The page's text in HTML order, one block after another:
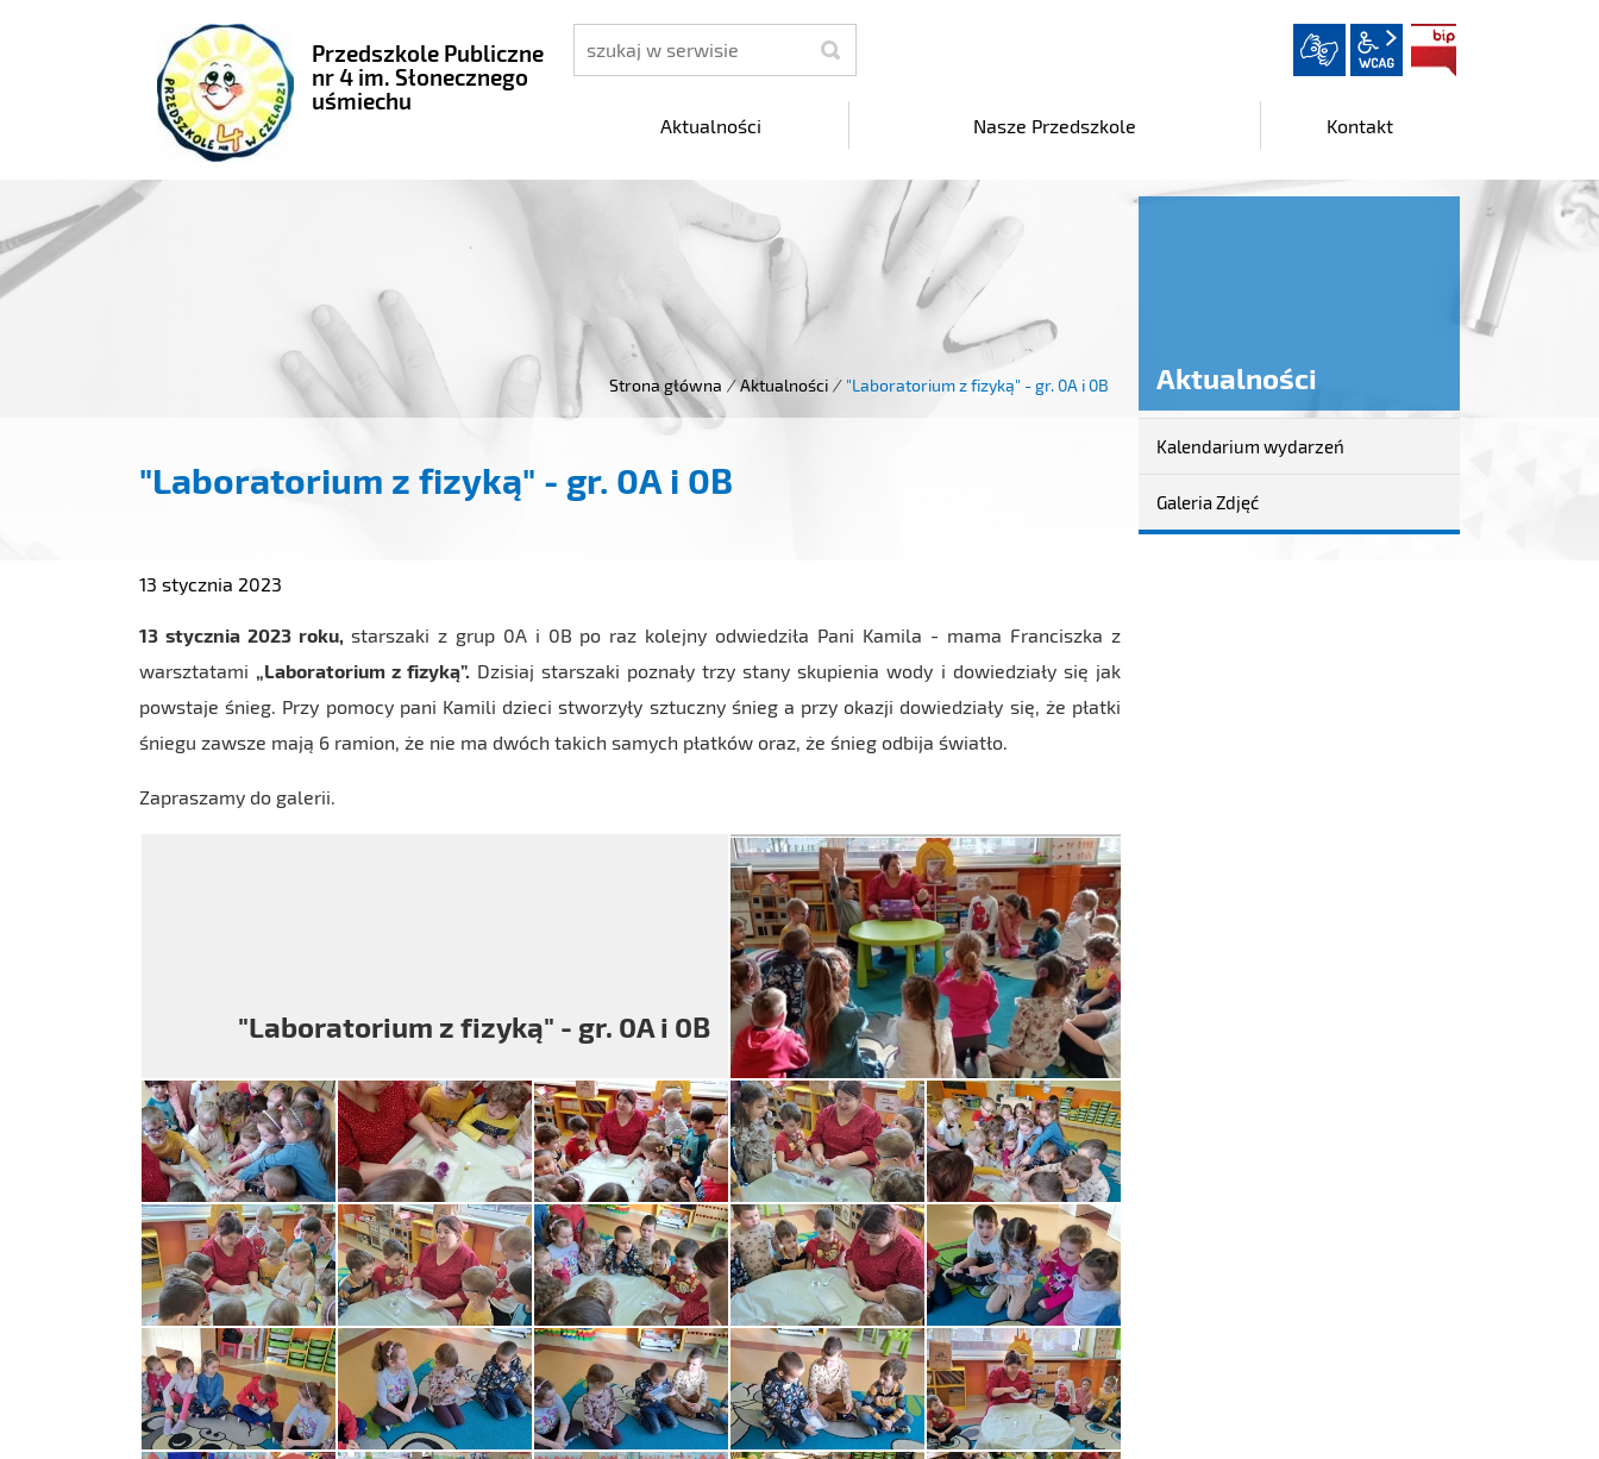
Przedszkole Publiczne
nr 4 im. Słonecznego
uśmiechu
szukaj wcag2.1
Aktualności Nasze Przedszkole Kontakt
Strona główna / Aktualności / "Laboratorium z fizyką" - gr. 0A i 0B Aktualności
"Laboratorium z fizyką" - gr. 0A i 0B
13 stycznia 2023
13 stycznia 2023 roku, starszaki z grup 0A i 0B po raz kolejny odwiedziła Pani Kamila - mama Franciszka z
warsztatami
„Laboratorium z fizyką”. Dzisiaj starszaki poznały trzy stany skupienia wody i dowiedziały się jak
powstaje śnieg. Przy pomocy pani Kamili dzieci stworzyły sztuczny śnieg a przy okazji dowiedziały się, że płatki
śniegu zawsze mają 6 ramion, że nie ma dwóch takich samych płatków oraz, że śnieg odbija światło.
Zapraszamy do galerii.
"Laboratorium z fizyką" - gr. 0A i 0B
Kalendarium wydarzeń
Galeria Zdjęć